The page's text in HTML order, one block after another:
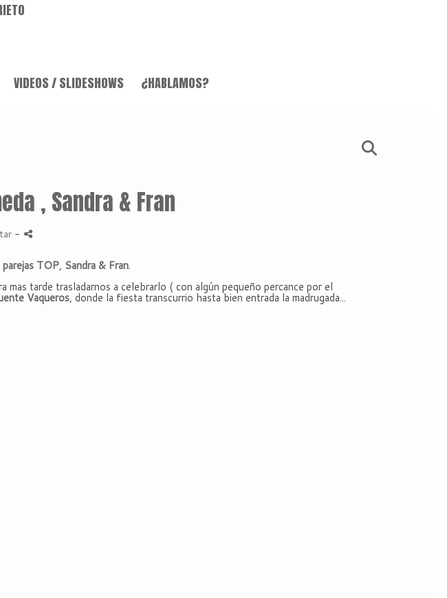
VIDEOS / SLIDESHOWS ¿HABLAMOS?
, Sandra & Fran
-
parejas TOP, Sandra & Fran.
mas tarde trasladarnos a celebrarlo ( con algún pequeño percance por el
Vaqueros, donde la fiesta transcurrio hasta bien entrada la madrugada...